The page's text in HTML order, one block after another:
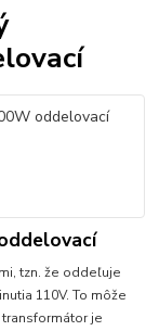
tzn. že oddeľuje
110V. To môže
je